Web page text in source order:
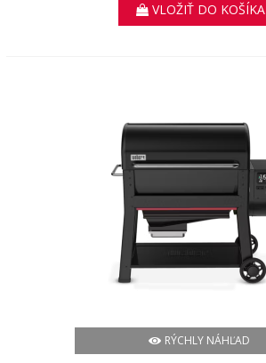
VLOŽIŤ DO KOŠÍKA
RÝCHLY NÁHĽAD